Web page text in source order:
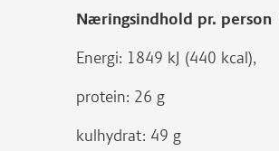
Næringsindhold pr. person
Energi: 1849 kJ (440 kcal),
protein: 26 g
kulhydrat: 49 g